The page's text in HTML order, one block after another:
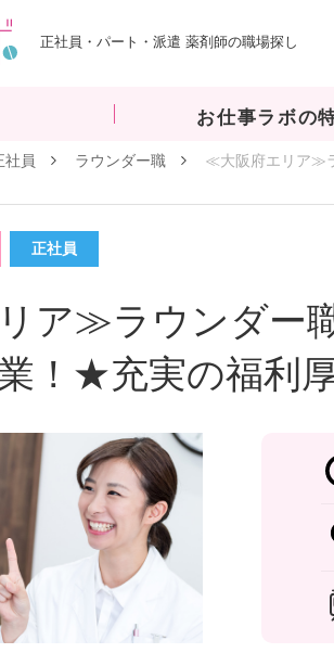
正社員・パート・派遣 薬剤師の職場探し
お仕事ラボの
社員 ラウンダー職
≪大阪府エリア≫
正社員
ア≫ラウンダー
！★充実の福利